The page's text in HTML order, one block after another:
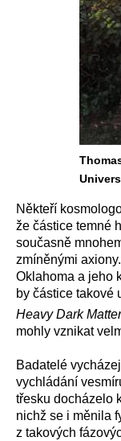
Někteří
že částice temné
současně
zmíněnými
Oklahoma a jeho
by částice takové
Heavy Dark Matter
mohly vznikat
Badatelé
vychládání
třesku docházelo
nichž se i měnila
z takových